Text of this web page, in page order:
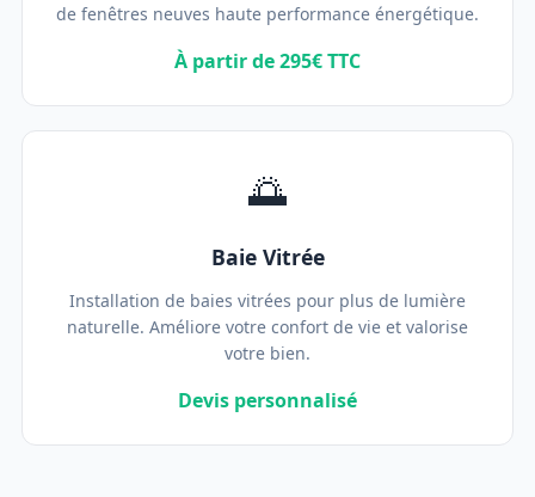
de fenêtres neuves haute performance énergétique.
À partir de 295€ TTC
🌅
Baie Vitrée
Installation de baies vitrées pour plus de lumière
naturelle. Améliore votre confort de vie et valorise
votre bien.
Devis personnalisé